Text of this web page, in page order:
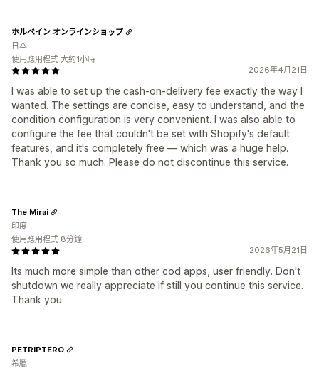
2026年4月21日
I was able to set up the cash-on-delivery fee exactly the way I
wanted. The settings are concise, easy to understand, and the
condition configuration is very convenient. I was also able to
configure the fee that couldn't be set with Shopify's default
features, and it's completely free — which was a huge help.
Thank you so much. Please do not discontinue this service.
ホルベイン オンラインショップ
日本
使用應用程式 大約1小時
2026年5月21日
Its much more simple than other cod apps, user friendly. Don't
shutdown we really appreciate if still you continue this service.
Thank you
The Mirai
印度
使用應用程式 8分鐘
PETRIPTERO
希臘